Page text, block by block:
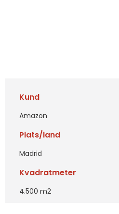
Kund
Amazon
Plats/land
Madrid
Kvadratmeter
4.500 m2